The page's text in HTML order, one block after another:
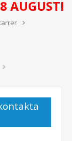
AUGUSTI